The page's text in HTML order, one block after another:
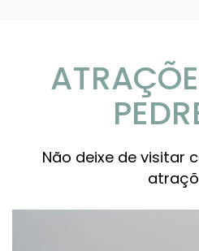
Não deixe de visitar